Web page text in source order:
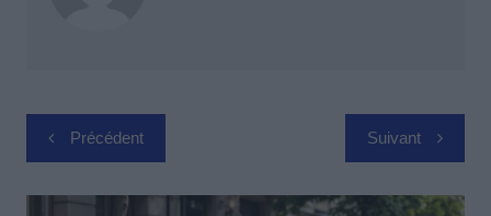
Navigation
de
l’article
Précédent Suivant